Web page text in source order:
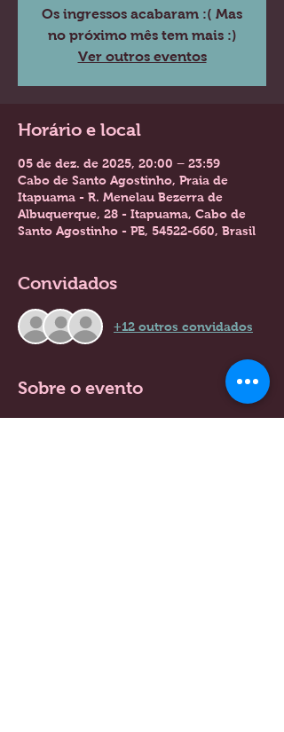
Os ingressos acabaram :( Mas
no próximo mês tem mais :)
Ver outros eventos
Horário e local
05 de dez. de 2025, 20:00 – 23:59
Cabo de Santo Agostinho, Praia de
Itapuama - R. Menelau Bezerra de
Albuquerque, 28 - Itapuama, Cabo de
Santo Agostinho - PE, 54522-660, Brasil
Convidados
+12 outros convidados
Sobre o evento
INGRESSOS LIMITADOS!!!